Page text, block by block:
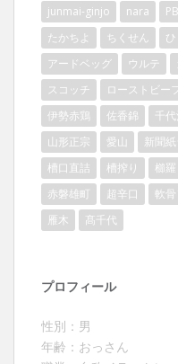
junmai-ginjo nara
たかちよ
ちくせん
アードベッグ
ウルテ
スコッチ
ローストビー
伊勢赤鶏
佐香錦 千
山形正宗
愛山 新聞
槽口直詰
槽搾り 櫛羅
赤磐雄町
超辛口 軟
雁木
髙千代
プロフィール
性別：男
年齢：おっさん